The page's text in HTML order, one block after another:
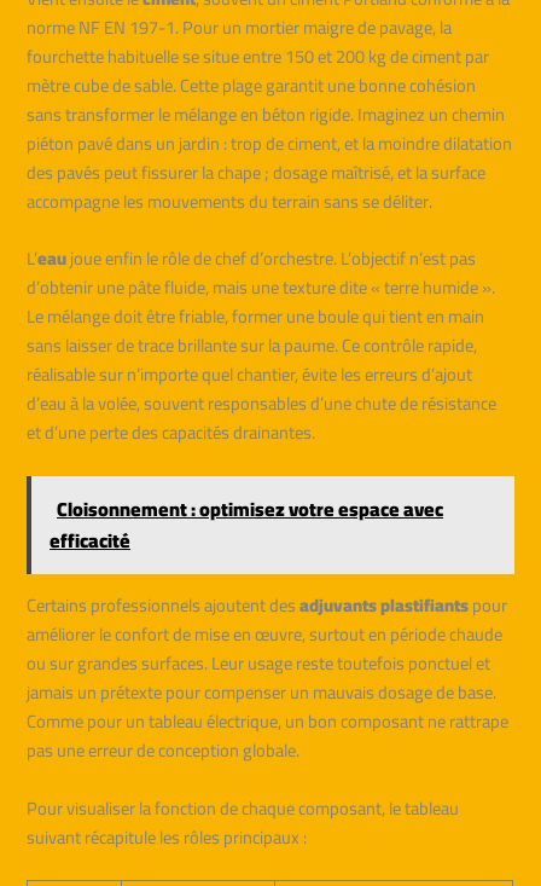
norme NF EN 197-1. Pour un mortier maigre de pavage, la
fourchette habituelle se situe entre 150 et 200 kg de ciment par
mètre cube de sable. Cette plage garantit une bonne cohésion
sans transformer le mélange en béton rigide. Imaginez un chemin
piéton pavé dans un jardin : trop de ciment, et la moindre dilatation
des pavés peut fissurer la chape ; dosage maîtrisé, et la surface
accompagne les mouvements du terrain sans se déliter.
L’eaujoue enfin le rôle de chef d’orchestre. L’objectif n’est pas
d’obtenir une pâte fluide, mais une texture dite « terre humide ».
Le mélange doit être friable, former une boule qui tient en main
sans laisser de trace brillante sur la paume. Ce contrôle rapide,
réalisable sur n’importe quel chantier, évite les erreurs d’ajout
d’eau à la volée, souvent responsables d’une chute de résistance
et d’une perte des capacités drainantes.
Cloisonnement : optimisez votre espace avec
efficacité
Certains professionnels ajoutent desadjuvants plastifiantspour
améliorer le confort de mise en œuvre, surtout en période chaude
ou sur grandes surfaces. Leur usage reste toutefois ponctuel et
jamais un prétexte pour compenser un mauvais dosage de base.
Comme pour un tableau électrique, un bon composant ne rattrape
pas une erreur de conception globale.
Pour visualiser la fonction de chaque composant, le tableau
suivant récapitule les rôles principaux :